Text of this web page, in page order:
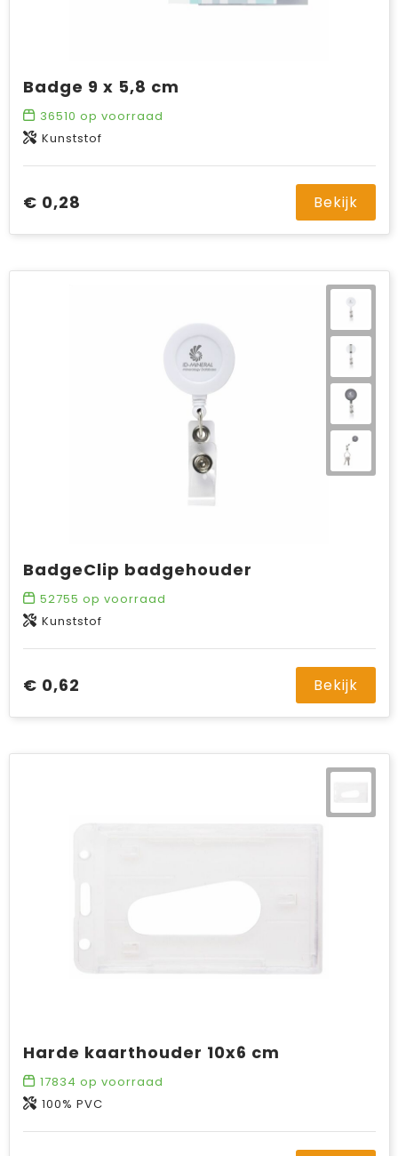
Badge 9 x 5,8 cm
36510 op voorraad
Kunststof
€ 0,28 Bekijk
BadgeClip badgehouder
52755 op voorraad
Kunststof
€ 0,62 Bekijk
Harde kaarthouder 10x6 cm
17834 op voorraad
100% PVC